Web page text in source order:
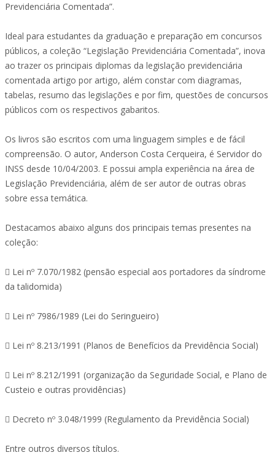
Previdenciária Comentada”.
Ideal para estudantes da graduação e preparação em concursos
públicos, a coleção “Legislação Previdenciária Comentada”, inova
ao trazer os principais diplomas da legislação previdenciária
comentada artigo por artigo, além constar com diagramas,
tabelas, resumo das legislações e por fim, questões de concursos
públicos com os respectivos gabaritos.
Os livros são escritos com uma linguagem simples e de fácil
compreensão. O autor, Anderson Costa Cerqueira, é Servidor do
INSS desde 10/04/2003. E possui ampla experiência na área de
Legislação Previdenciária, além de ser autor de outras obras
sobre essa temática.
Destacamos abaixo alguns dos principais temas presentes na
coleção:
 Lei nº 7.070/1982 (pensão especial aos portadores da síndrome
da talidomida)
 Lei nº 7986/1989 (Lei do Seringueiro)
 Lei nº 8.213/1991 (Planos de Benefícios da Previdência Social)
 Lei nº 8.212/1991 (organização da Seguridade Social, e Plano de
Custeio e outras providências)
 Decreto nº 3.048/1999 (Regulamento da Previdência Social)
Entre outros diversos títulos.